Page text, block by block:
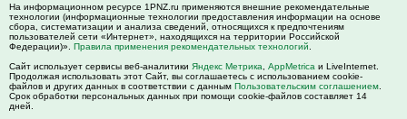
На информационном ресурсе 1PNZ.ru применяются внешние рекомендательные
технологии (информационные технологии предоставления информации на основе
сбора, систематизации и анализа сведений, относящихся к предпочтениям
пользователей сети «Интернет», находящихся на территории Российской
Федерации)». Правила применения рекомендательных технологий
Сайт использует сервисы веб-аналитики Яндекс Метрика AppMetrica и LiveInternet.
Продолжая использовать этот Сайт, вы соглашаетесь с использованием cookie-
файлов и других данных в соответствии с данным Пользовательским соглашением
Срок обработки персональных данных при помощи cookie-файлов составляет 14
дней.